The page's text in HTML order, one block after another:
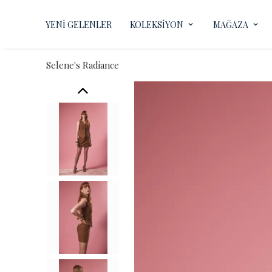
YENİ GELENLER KOLEKSİYON MAĞAZA
Selene's Radiance